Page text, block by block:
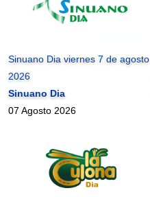
Sinuano Dia viernes 7 de agosto
2026
Sinuano Dia
07 Agosto 2026